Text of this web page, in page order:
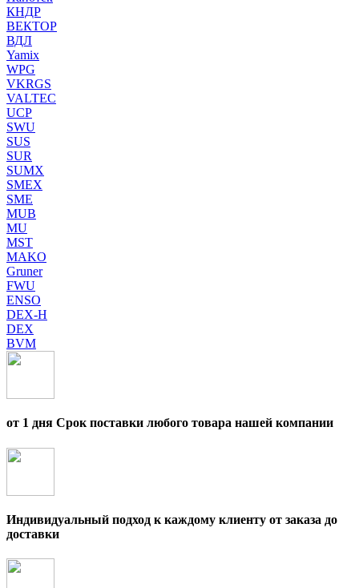
КНДР
ВЕКТОР
ВДЛ
Yamix
WPG
VKRGS
VALTEC
UCP
SWU
SUS
SUR
SUMX
SMEX
SME
MUB
MU
MST
MAKO
Gruner
FWU
ENSO
DEX-H
DEX
BVM
от 1 дня Срок поставки любого товара нашей компании
Индивидуальный подход к каждому клиенту от заказа до
доставки